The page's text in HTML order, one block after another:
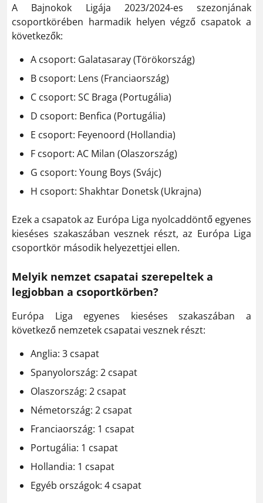
A Bajnokok Ligája 2023/2024-es szezonjának
csoportkörében harmadik helyen végző csapatok a
következők:
A csoport: Galatasaray (Törökország)
B csoport: Lens (Franciaország)
C csoport: SC Braga (Portugália)
D csoport: Benfica (Portugália)
E csoport: Feyenoord (Hollandia)
F csoport: AC Milan (Olaszország)
G csoport: Young Boys (Svájc)
H csoport: Shakhtar Donetsk (Ukrajna)
Ezek a csapatok az Európa Liga nyolcaddöntő egyenes
kieséses szakaszában vesznek részt, az Európa Liga
csoportkör második helyezettjei ellen.
Melyik nemzet csapatai szerepeltek a
legjobban a csoportkörben?
Európa Liga egyenes kieséses szakaszában a
következő nemzetek csapatai vesznek részt:
Anglia: 3 csapat
Spanyolország: 2 csapat
Olaszország: 2 csapat
Németország: 2 csapat
Franciaország: 1 csapat
Portugália: 1 csapat
Hollandia: 1 csapat
Egyéb országok: 4 csapat